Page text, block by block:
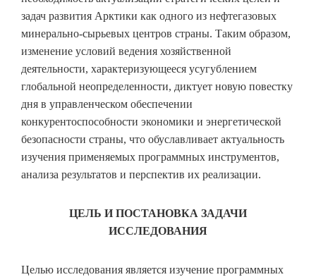
задач развития Арктики как одного из нефтегазовых
минерально-сырьевых центров страны. Таким образом,
изменение условий ведения хозяйственной
деятельности, характеризующееся усугублением
глобальной неопределенности, диктует новую повестку
дня в управленческом обеспечении
конкурентоспособности экономики и энергетической
безопасности страны, что обуславливает актуальность
изучения применяемых программных инструментов,
анализа результатов и перспектив их реализации.
ЦЕЛЬ И ПОСТАНОВКА ЗАДАЧИ
ИССЛЕДОВАНИЯ
Целью исследования является изучение программных